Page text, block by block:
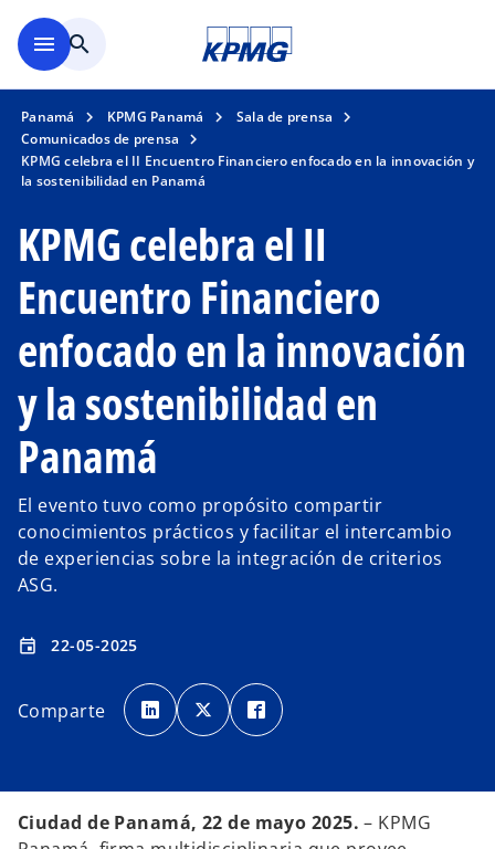
menu search
Panamá KPMG Panamá
Sala de prensa
Comunicados de prensa
KPMG celebra el II Encuentro Financiero enfocado en la innovación y
la sostenibilidad en Panamá
KPMG celebra el II
Encuentro Financiero
enfocado en la innovación
y la sostenibilidad en
Panamá
El evento tuvo como propósito compartir
conocimientos prácticos y facilitar el intercambio
de experiencias sobre la integración de criterios
ASG.
event 22-05-2025
Comparte e
a
b
u
a
p
e
a
b
u
a
p
e
a
u
a
p
Ciudad de Panamá, 22 de mayo 2025. – KPMG